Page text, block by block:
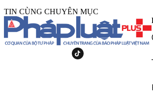
TIN CÙNG CHUYÊN MỤC